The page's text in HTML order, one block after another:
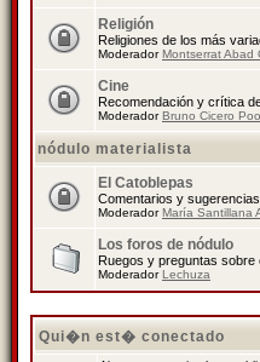
Religión
Religiones de los más
ModeradorMontserrat Abad
Cine
Recomendación y crítica
ModeradorBruno Cicero Poo
nódulo materialista
El Catoblepas
Comentarios y
ModeradorMaría Santillana
Los foros de nódulo
Ruegos y preguntas sobre
ModeradorLechuza
Qui�n est� conectado